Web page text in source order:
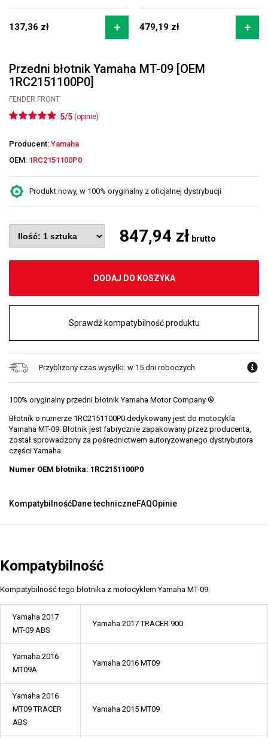
137,36 zł 479,19 zł
Przedni błotnik Yamaha MT-09 [OEM
1RC2151100P0]
FENDER FRONT
5/5 (opinie)
Producent: Yamaha
OEM: 1RC2151100P0
Produkt nowy, w 100% oryginalny z oficjalnej dystrybucji
847,94 zł brutto
DODAJ DO KOSZYKA
Sprawdź kompatybilność produktu
Przybliżony czas wysyłki: w 15 dni roboczych
100% oryginalny przedni błotnik Yamaha Motor Company ®.
Błotnik o numerze 1RC2151100P0 dedykowany jest do motocykla
Yamaha MT-09. Błotnik jest fabrycznie zapakowany przez producenta,
został sprowadzony za pośrednictwem autoryzowanego dystrybutora
części Yamaha.
Numer OEM błotnika: 1RC2151100P0
KompatybilnośćDane techniczneFAQOpinie
Kompatybilność
Kompatybilność tego błotnika z motocyklem Yamaha MT-09:
Yamaha 2017
MT-09 ABS
Yamaha 2017 TRACER 900
Yamaha 2016
MT09A
Yamaha 2016 MT09
Yamaha 2016
MT09 TRACER
ABS
Yamaha 2015 MT09